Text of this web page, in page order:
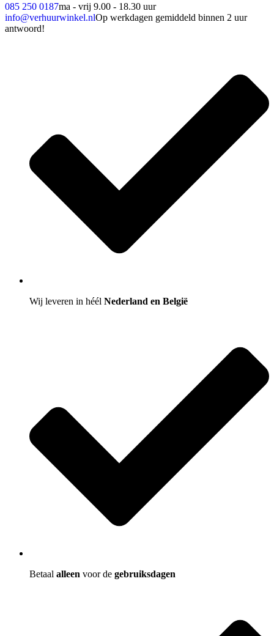
085 250 0187ma - vrij 9.00 - 18.30 uur
info@verhuurwinkel.nlOp werkdagen gemiddeld binnen 2 uur
antwoord!
Wij leveren in héél Nederland en België
Betaal alleen voor de gebruiksdagen